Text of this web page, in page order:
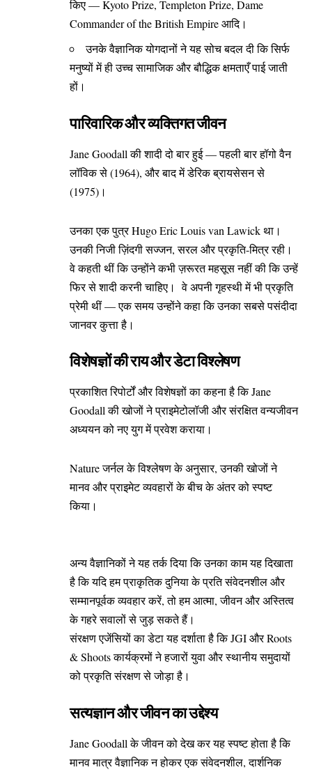
किए — Kyoto Prize, Templeton Prize, Dame
Commander of the British Empire आदि।
उनके वैज्ञानिक योगदानों ने यह सोच बदल दी कि सिर्फ
मनुष्यों में ही उच्च सामाजिक और बौद्धिक क्षमताएँ पाई जाती
हों।
पारिवारिक और व्यक्तिगत जीवन
Jane Goodall की शादी दो बार हुई — पहली बार हॉगो वैन
लॉविक से (1964), और बाद में डेरिक ब्रायसेसन से
(1975)।
उनका एक पुत्र Hugo Eric Louis van Lawick था।
उनकी निजी ज़िंदगी सज्जन, सरल और प्रकृति-मित्र रही।
वे कहती थीं कि उन्होंने कभी ज़रूरत महसूस नहीं की कि उन्हें
फिर से शादी करनी चाहिए। वे अपनी गृहस्थी में भी प्रकृति
प्रेमी थीं — एक समय उन्होंने कहा कि उनका सबसे पसंदीदा
जानवर कुत्ता है।
विशेषज्ञों की राय और डेटा विश्लेषण
प्रकाशित रिपोर्टों और विशेषज्ञों का कहना है कि Jane
Goodall की खोजों ने प्राइमेटोलॉजी और संरक्षित वन्यजीवन
अध्ययन को नए युग में प्रवेश कराया।
Nature जर्नल के विश्लेषणके अनुसार, उनकी खोजों ने
मानव और प्राइमेट व्यवहारों के बीच के अंतर को स्पष्ट
किया।
अन्य वैज्ञानिकों ने यह तर्क दिया कि उनका काम यह दिखाता
है कि यदि हम प्राकृतिक दुनिया के प्रति संवेदनशील और
सम्मानपूर्वक व्यवहार करें, तो हम आत्मा, जीवन और अस्तित्व
के गहरे सवालों से जुड़ सकते हैं।
संरक्षण एजेंसियों का डेटा यह दर्शाता है कि JGI और Roots
& Shoots कार्यक्रमों ने हजारों युवा और स्थानीय समुदायों
को प्रकृति संरक्षण से जोड़ा है।
सत्यज्ञान और जीवन का उद्देश्य
Jane Goodall के जीवन को देख कर यह स्पष्ट होता है कि
मानव मात्र वैज्ञानिक न होकर एक संवेदनशील, दार्शनिक